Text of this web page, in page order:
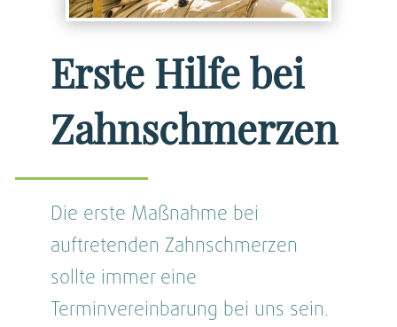
Erste Hilfe bei
Zahnschmerzen
Die erste Maßnahme bei
auftretenden Zahnschmerzen
sollte immer eine
Terminvereinbarung bei uns sein.